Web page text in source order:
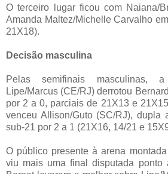
O terceiro lugar ficou com Naiana/
Amanda Maltez/Michelle Carvalho
21X18).
Decisão masculina
Pelas semifinais masculinas,
Lipe/Marcus (CE/RJ) derrotou
por 2 a 0, parciais de 21X13 e
venceu Allison/Guto (SC/RJ), dupla
sub-21 por 2 a 1 (21X16, 14/21 e
O público presente à arena
viu mais uma final disputada